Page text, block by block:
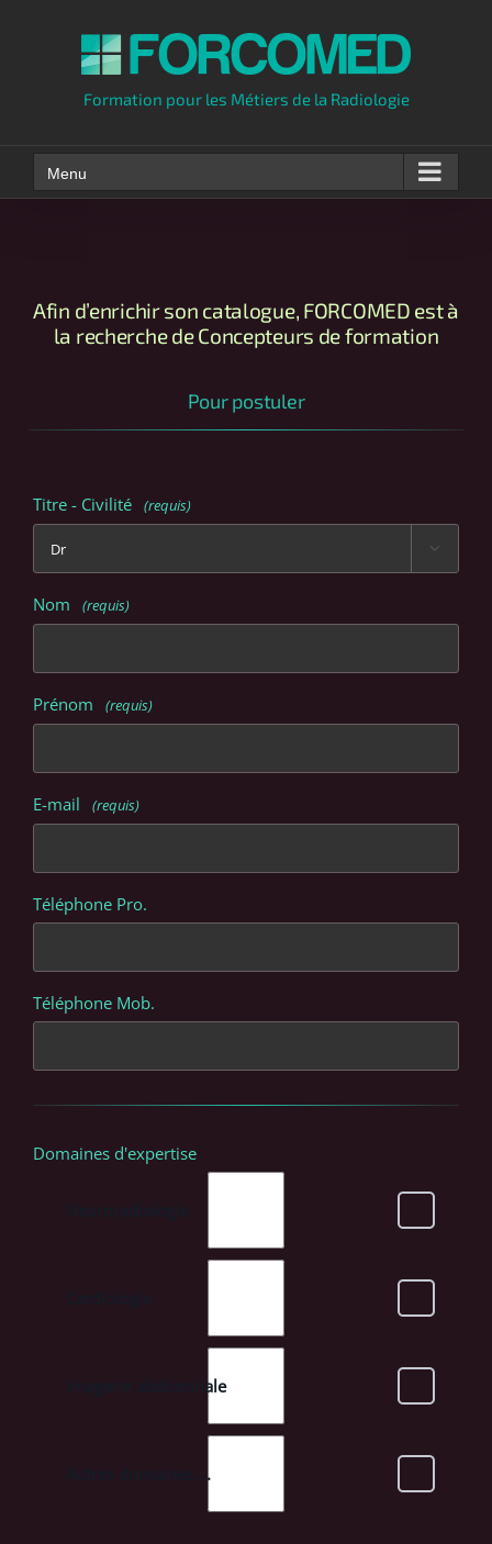
Formation pour les Métiers de la Radiologie
Menu
Afin d’enrichir son catalogue, FORCOMED est à
la recherche de Concepteurs de formation
Pour postuler
Titre - Civilité (requis)

Nom (requis)
Prénom (requis)
E-mail (requis)
Téléphone Pro.
Téléphone Mob.
Domaines d'expertise
Imagerie abdominale
Autres domaines ...